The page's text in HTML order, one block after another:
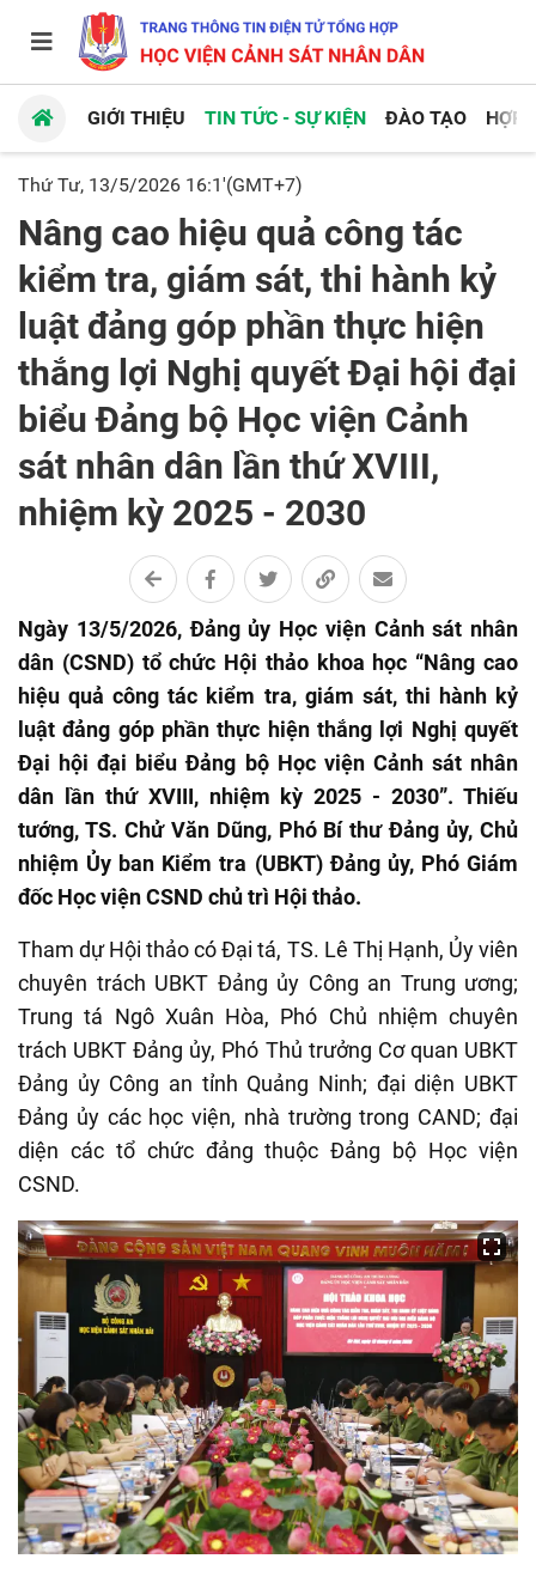
GIỚI THIỆU TIN TỨC - SỰ KIỆN ĐÀO TẠO HỢP
Thứ Tư, 13/5/2026 16:1'(GMT+7)
Nâng cao hiệu quả công tác
kiểm tra, giám sát, thi hành kỷ
luật đảng góp phần thực hiện
thắng lợi Nghị quyết Đại hội đại
biểu Đảng bộ Học viện Cảnh
sát nhân dân lần thứ XVIII,
nhiệm kỳ 2025 - 2030
Ngày 13/5/2026, Đảng ủy Học viện Cảnh sát nhân
dân (CSND) tổ chức Hội thảo khoa học “Nâng cao
hiệu quả công tác kiểm tra, giám sát, thi hành kỷ
luật đảng góp phần thực hiện thắng lợi Nghị quyết
Đại hội đại biểu Đảng bộ Học viện Cảnh sát nhân
dân lần thứ XVIII, nhiệm kỳ 2025 - 2030”. Thiếu
tướng, TS. Chử Văn Dũng, Phó Bí thư Đảng ủy, Chủ
nhiệm Ủy ban Kiểm tra (UBKT) Đảng ủy, Phó Giám
đốc Học viện CSND chủ trì Hội thảo.
Tham dự Hội thảo có Đại tá, TS. Lê Thị Hạnh, Ủy viên
chuyên trách UBKT Đảng ủy Công an Trung ương;
Trung tá Ngô Xuân Hòa, Phó Chủ nhiệm chuyên
trách UBKT Đảng ủy, Phó Thủ trưởng Cơ quan UBKT
Đảng ủy Công an tỉnh Quảng Ninh; đại diện UBKT
Đảng ủy các học viện, nhà trường trong CAND; đại
diện các tổ chức đảng thuộc Đảng bộ Học viện
CSND.